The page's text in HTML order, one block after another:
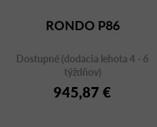
RONDO P86
Dostupné (dodacia lehota 4 - 6
týždňov)
945,87 €